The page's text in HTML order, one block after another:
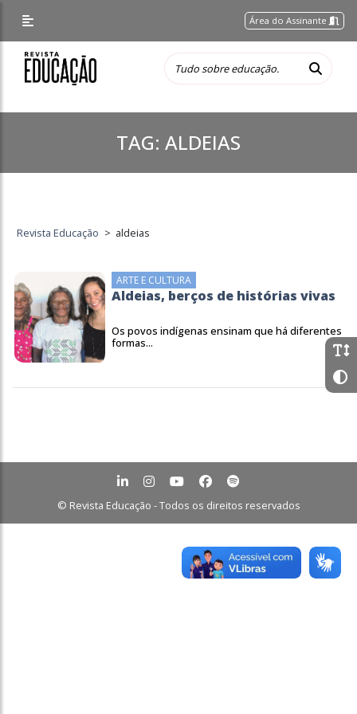
Área do Assinante
TAG: ALDEIAS
Revista Educação > aldeias
ARTE E CULTURA
Aldeias, berços de histórias vivas
Os povos indígenas ensinam que há diferentes
formas...
© Revista Educação - Todos os direitos reservados